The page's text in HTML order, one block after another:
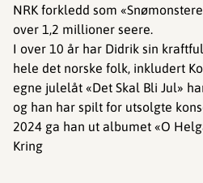
NRK forkledd som
over 1,2 millioner seere.
I over 10 år har Didrik sin
hele det norske folk, inkludert
egne julelåt «Det Skal Bli Jul»
og han har spilt for utsolgte
2024 ga han ut albumet «O
Kring